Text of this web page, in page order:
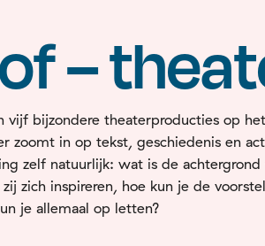
–
vijf bijzondere theaterproducties op
zoomt in op tekst, geschiedenis en
zelf natuurlijk: wat is de achtergrond
zich inspireren, hoe kun je de
je allemaal op letten?